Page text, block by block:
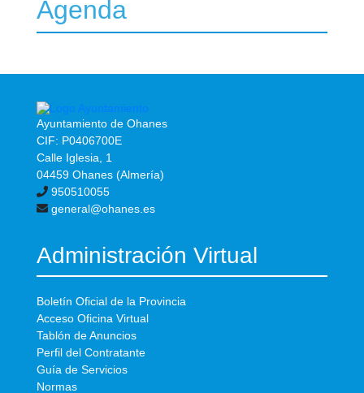
Agenda
Ayuntamiento de Ohanes
CIF: P0406700E
Calle Iglesia, 1
04459 Ohanes (Almería)
950510055
general@ohanes.es
Administración Virtual
Boletín Oficial de la Provincia
Acceso Oficina Virtual
Tablón de Anuncios
Perfil del Contratante
Guía de Servicios
Normas